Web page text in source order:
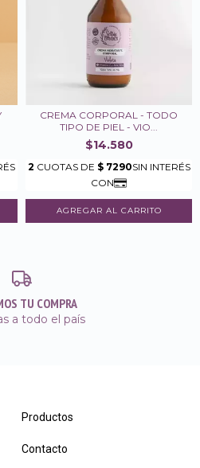
CREMA CORPORAL - TODO
TIPO DE PIEL - VIO...
$14.580
TU COMPRA
a todo el país
Productos
Contacto